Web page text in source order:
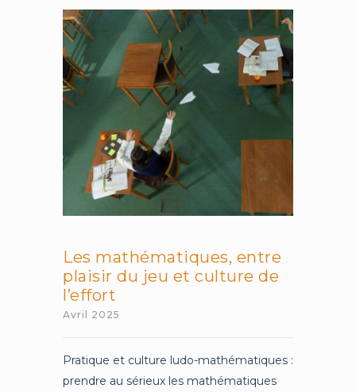
décennies
fouilles
de
recherche
Les mathématiques, entre
plaisir du jeu et culture de
l’effort
Avril 2025
Pratique et culture ludo-mathématiques :
prendre au sérieux les mathématiques